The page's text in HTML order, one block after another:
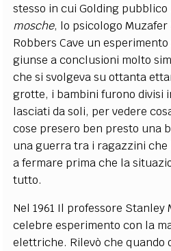
stesso in cui Golding pubblico
mosche, lo psicologo
Robbers Cave un
giunse a conclusioni molto
che si svolgeva su ottanta
grotte, i bambini furono divisi
lasciati da soli, per vedere
cose presero ben presto una
una guerra tra i ragazzini
a fermare prima che la
tutto.
Nel 1961 Il professore Stanley
celebre esperimento con la
elettriche. Rilevò che quando